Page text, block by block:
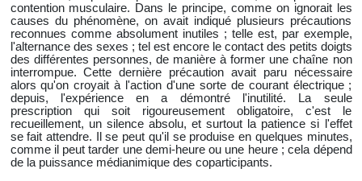
contention musculaire. Dans le principe, comme on ignorait les
causes du phénomène, on avait indiqué plusieurs précautions
reconnues comme absolument inutiles ; telle est, par exemple,
l'alternance des sexes ; tel est encore le contact des petits doigts
des différentes personnes, de manière à former une chaîne non
interrompue. Cette dernière précaution avait paru nécessaire
alors qu'on croyait à l'action d'une sorte de courant électrique ;
depuis, l'expérience en a démontré l'inutilité. La seule
prescription qui soit rigoureusement obligatoire, c'est le
recueillement, un silence absolu, et surtout la patience si l'effet
se fait attendre. Il se peut qu'il se produise en quelques minutes,
comme il peut tarder une demi-heure ou une heure ; cela dépend
de la puissance médianimique des coparticipants.